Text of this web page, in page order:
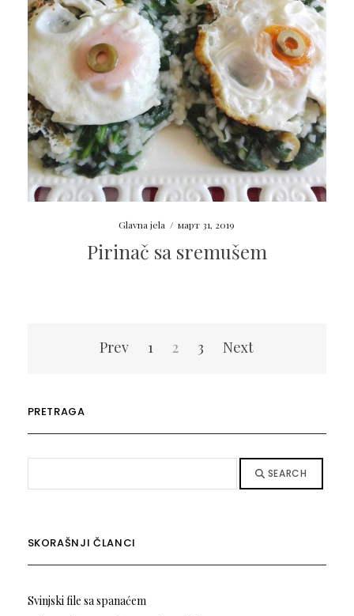
Glavna jela / март 31, 2019
Pirinač sa sremušem
чланакаPrev 1 2 3 Next
PRETRAGA
SEARCH
SKORAŠNJI ČLANCI
Svinjski file sa spanaćem